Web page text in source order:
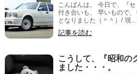
こんばんは。 今日で、『
付き合いも、 早いもので
となりました（＾＾）/ 現...
記事を読む
こうして、『昭和の
ました・・・。